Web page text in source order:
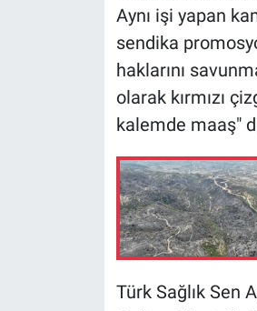
Aynı işi yapan
sendika
haklarını
olarak kırmızı
kalemde maaş"
Türk Sağlık Sen